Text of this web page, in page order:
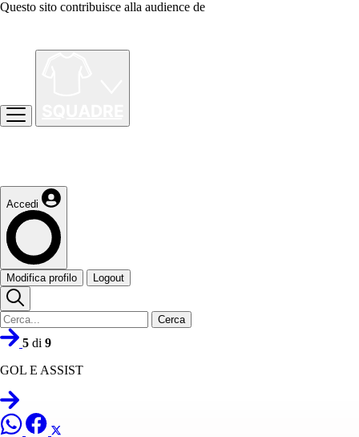
Questo sito contribuisce alla audience de
Accedi
Modifica profilo Logout
Cerca
5 di 9
GOL E ASSIST